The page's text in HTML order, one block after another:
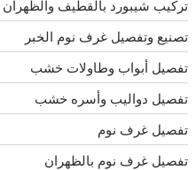
تركيب شيبورد بالقطيف والظهران
تصنيع وتفصيل غرف نوم الخبر
تفصيل أبواب وطاولات خشب
تفصيل دواليب وأسره خشب
تفصيل غرف نوم
تفصيل غرف نوم بالظهران